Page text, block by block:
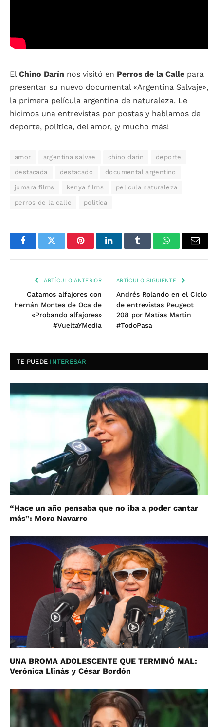
El Chino Darín nos visitó en Perros de la Calle para
presentar su nuevo documental «Argentina Salvaje»,
la primera película argentina de naturaleza. Le
hicimos una entrevistas por postas y hablamos de
deporte, política, del amor, ¡y mucho más!
amor argentina salvae chino darin deporte
destacada destacado documental argentino
jumara films kenya films pelicula naturaleza
perros de la calle política
FacebookTwitter PinterestLinkedInTumblr WhatsAppEmail
ARTÍCULO ANTERIOR
Catamos alfajores con
Hernán Montes de Oca de
«Probando alfajores»
#VueltaYMedia
ARTÍCULO SIGUIENTE
Andrés Rolando en el Ciclo
de entrevistas Peugeot
208 por Matías Martin
#TodoPasa
TE PUEDE INTERESAR
“Hace un año pensaba que no iba a poder cantar
más”: Mora Navarro
UNA BROMA ADOLESCENTE QUE TERMINÓ MAL:
Verónica Llinás y César Bordón